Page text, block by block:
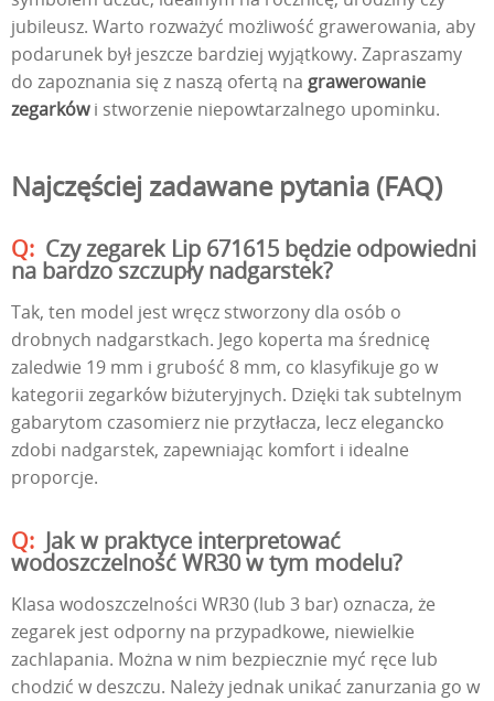
jubileusz. Warto rozważyć możliwość grawerowania, aby
podarunek był jeszcze bardziej wyjątkowy. Zapraszamy
do zapoznania się z naszą ofertą na grawerowanie
zegarkówi stworzenie niepowtarzalnego upominku.
Najczęściej zadawane pytania (FAQ)
Czy zegarek Lip 671615 będzie odpowiedni
na bardzo szczupły nadgarstek?
Tak, ten model jest wręcz stworzony dla osób o
drobnych nadgarstkach. Jego koperta ma średnicę
zaledwie 19 mm i grubość 8 mm, co klasyfikuje go w
kategorii zegarków biżuteryjnych. Dzięki tak subtelnym
gabarytom czasomierz nie przytłacza, lecz elegancko
zdobi nadgarstek, zapewniając komfort i idealne
proporcje.
Jak w praktyce interpretować
wodoszczelność WR30 w tym modelu?
Klasa wodoszczelności WR30 (lub 3 bar) oznacza, że
zegarek jest odporny na przypadkowe, niewielkie
zachlapania. Można w nim bezpiecznie myć ręce lub
chodzić w deszczu. Należy jednak unikać zanurzania go w